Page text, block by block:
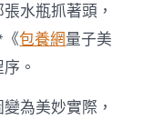
水瓶抓著頭，
《包養網量子美
。
為美妙實際，